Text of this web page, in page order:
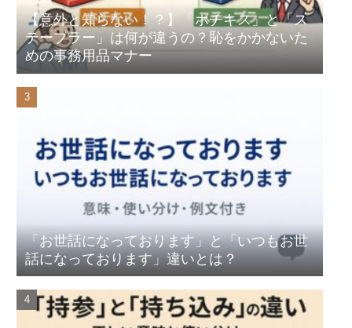
【意外と知らない！？】「ホチキス」と「ス
テープラー」は何が違うの？恥をかかないた
めの事務用品マナー
「お世話になっております」と「いつもお世
話になっております」違いとは？